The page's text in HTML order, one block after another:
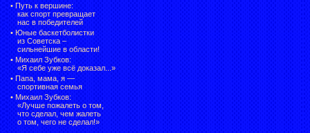
• Путь к вершине:
как спорт превращает
нас в победителей
• Юные баскетболистки
из Советска –
сильнейшие в области!
• Михаил Зубков:
«Я себе уже всё доказал...»
• Папа, мама, я —
спортивная семья
• Михаил Зубков:
«Лучше пожалеть о том,
что сделал, чем жалеть
о том, чего не сделал!»